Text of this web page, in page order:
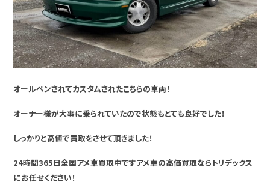
オールペンされてカスタムされたこちらの車両！
オーナー様が大事に乗られていたので状態もとても良好でした！
しっかりと高値で買取をさせて頂きました！
24時間365日全国アメ車買取中ですアメ車の高価買取ならトリデックス
にお任せください！